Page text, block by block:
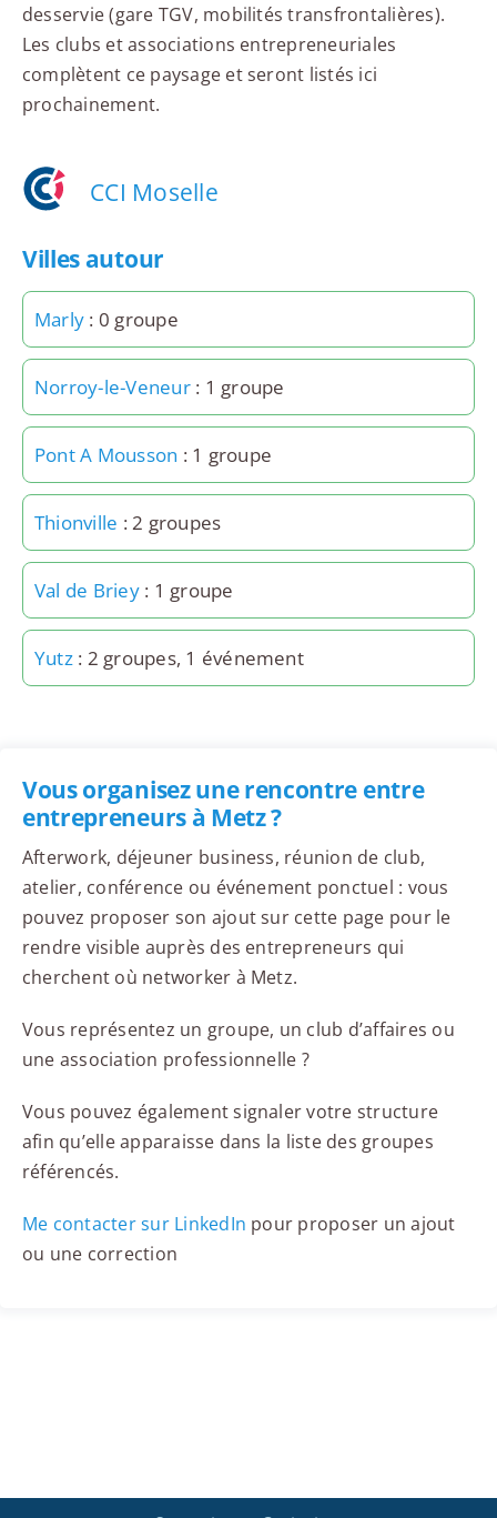
desservie (gare TGV, mobilités transfrontalières).
Les clubs et associations entrepreneuriales
complètent ce paysage et seront listés ici
prochainement.
CCI Moselle
Villes autour
Marly : 0 groupe
Norroy-le-Veneur: 1 groupe
Pont A Mousson : 1 groupe
Thionville : 2 groupes
Val de Briey: 1 groupe
Yutz: 2 groupes, 1 événement
Vous organisez une rencontre entre
entrepreneurs à Metz ?
Afterwork, déjeuner business, réunion de club,
atelier, conférence ou événement ponctuel : vous
pouvez proposer son ajout sur cette page pour le
rendre visible auprès des entrepreneurs qui
cherchent où networker à Metz.
Vous représentez un groupe, un club d’affaires ou
une association professionnelle ?
Vous pouvez également signaler votre structure
afin qu’elle apparaisse dans la liste des groupes
référencés.
Me contacter sur LinkedIn pour proposer un ajout
ou une correction